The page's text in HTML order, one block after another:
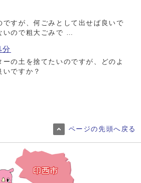
ですが、何ごみとして出せば良いで
いので粗大ごみで …
分
ーの土を捨てたいのですが、どのよ
いですか？
ページの先頭へ戻る